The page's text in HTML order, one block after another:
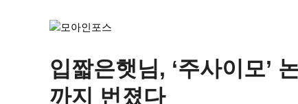
입짧은햇님, ‘주사이모’
까지 번졌다